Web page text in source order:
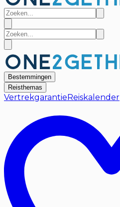
Bestemmingen
Reisthemas
Vertrekgarantie Reiskalender